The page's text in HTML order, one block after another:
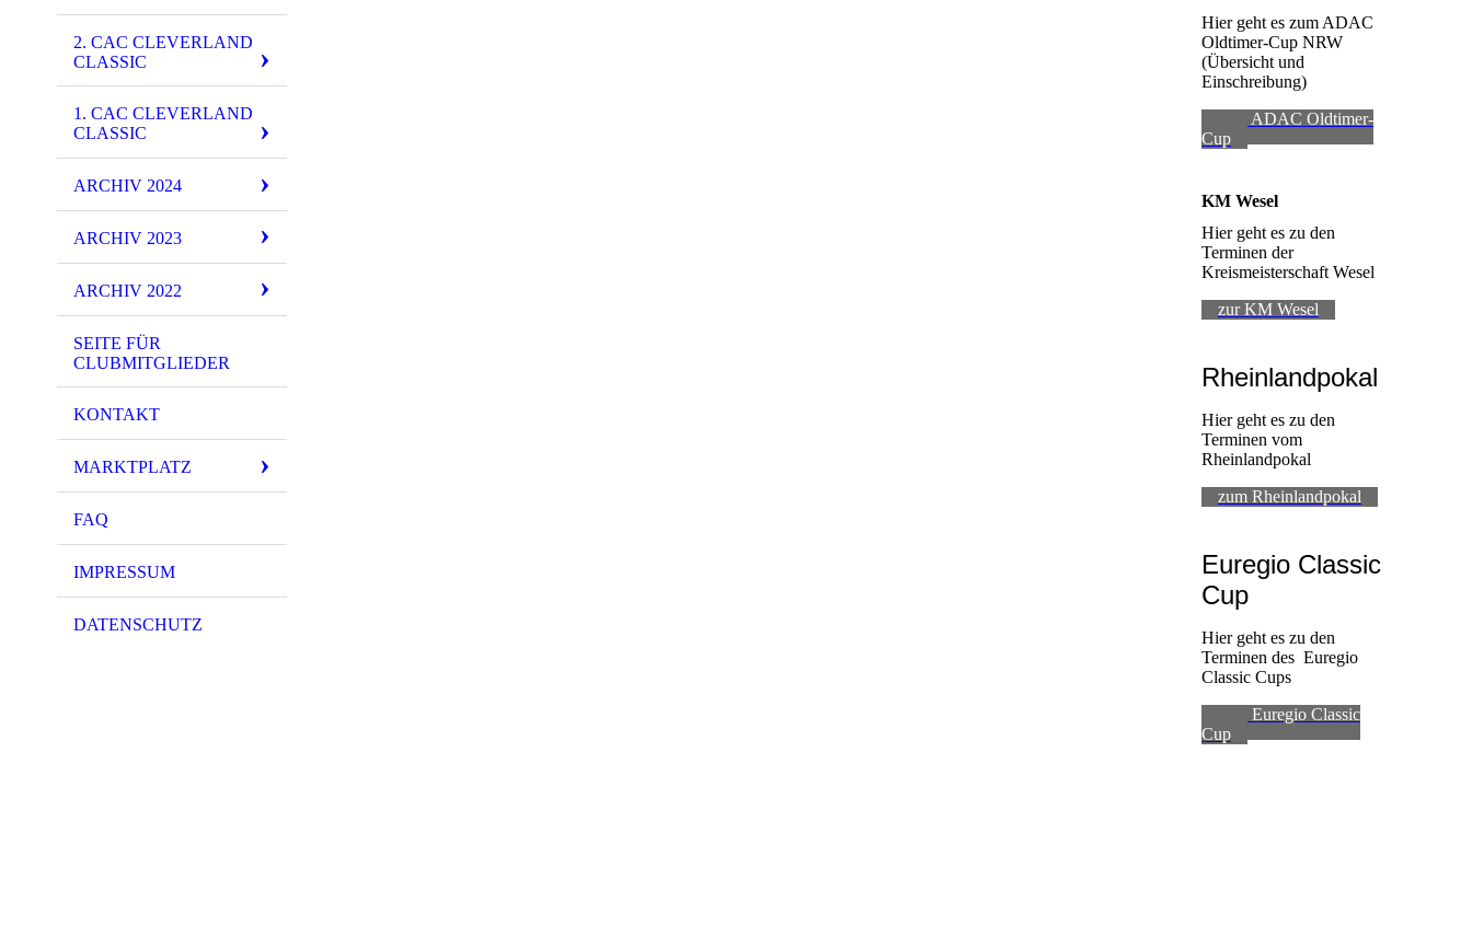
2. CAC CLEVERLAND
CLASSIC
1. CAC CLEVERLAND
CLASSIC
ARCHIV 2024
ARCHIV 2023
ARCHIV 2022
SEITE FÜR
CLUBMITGLIEDER
KONTAKT
MARKTPLATZ
FAQ
IMPRESSUM
DATENSCHUTZ
Hier geht es zum ADAC
Oldtimer-Cup NRW
(Übersicht und
Einschreibung)
zum ADAC Oldtimer-
Cup
KM Wesel
Hier geht es zu den
Terminen der
Kreismeisterschaft Wesel
zur KM Wesel
Rheinlandpokal
Hier geht es zu den
Terminen vom
Rheinlandpokal
zum Rheinlandpokal
Euregio Classic
Cup
Hier geht es zu den
Terminen des Euregio
Classic Cups
zum Euregio Classic
Cup